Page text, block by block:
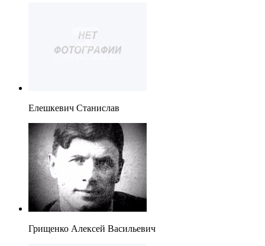
Елешкевич Станислав
Грищенко Алексей Васильевич